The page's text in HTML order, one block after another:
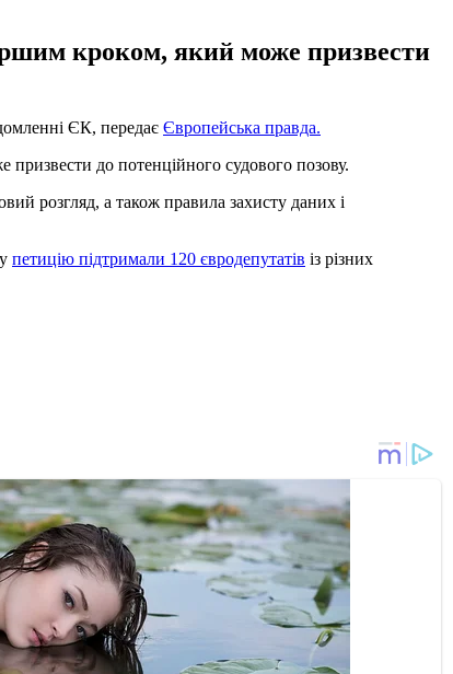
кроком, який може призвести
ЄК, передає Європейська правда.
до потенційного судового позову.
розгляд, а також правила захисту даних і
петицію підтримали 120 євродепутатів із різних